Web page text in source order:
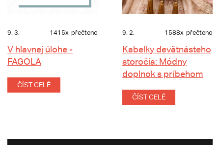
9. 3. 1415x přečteno
V hlavnej úlohe -
FAGOLA
ČÍST CELÉ
9. 2. 1588x přečteno
Kabelky devätnásteho
storočia: Módny
doplnok s príbehom
ČÍST CELÉ